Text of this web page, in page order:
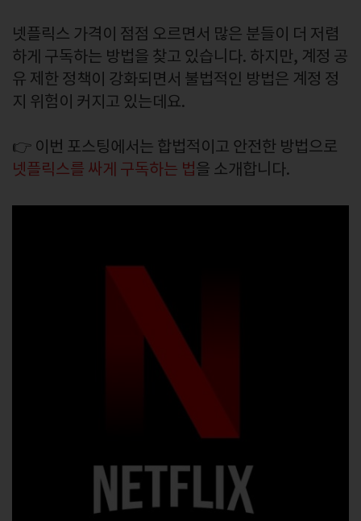
넷플릭스 가격이 점점 오르면서 많은 분들이 더 저렴
하게 구독하는 방법을 찾고 있습니다. 하지만, 계정 공
유 제한 정책이 강화되면서 불법적인 방법은 계정 정
지 위험이 커지고 있는데요.
👉 이번 포스팅에서는 합법적이고 안전한 방법으로
넷플릭스를 싸게 구독하는 법을 소개합니다.